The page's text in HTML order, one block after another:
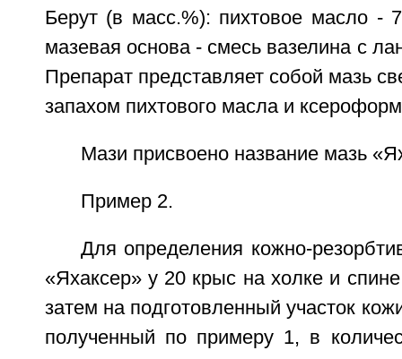
Берут (в масс.%): пихтовое масло -
мазевая основа - смесь вазелина с
Препарат представляет собой мазь
запахом пихтового масла и
Мази присвоено название мазь
Пример 2.
Для определения кожно-
«Яхаксер» у 20 крыс на холке и
затем на подготовленный участок
полученный по примеру 1, в